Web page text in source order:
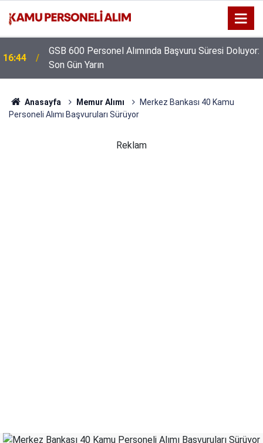
16:44
GSB 600 Personel Alımında Başvuru Süresi Doluyor:
Son Gün Yarın
Anasayfa Memur Alımı
Merkez Bankası 40 Kamu
Personeli Alımı Başvuruları Sürüyor
Reklam